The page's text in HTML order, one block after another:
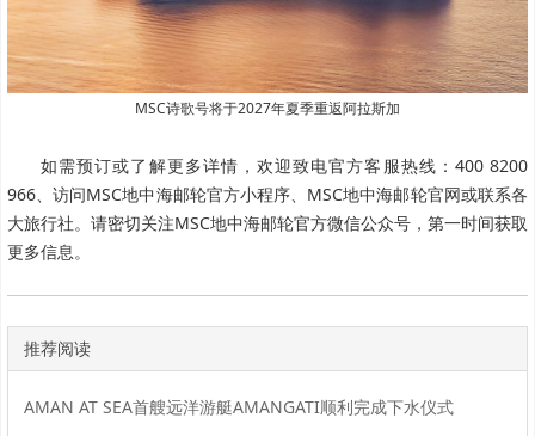
MSC诗歌号将于2027年夏季重返阿拉斯加
如需预订或了解更多详情，欢迎致电官方客服热线：400 8200
966、访问MSC地中海邮轮官方小程序、MSC地中海邮轮官网或联系各
大旅行社。请密切关注MSC地中海邮轮官方微信公众号，第一时间获取
更多信息。
推荐阅读
AMAN AT SEA首艘远洋游艇AMANGATI顺利完成下水仪式